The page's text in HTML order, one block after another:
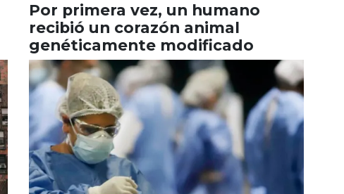
Por primera vez, un humano
recibió un corazón animal
genéticamente modificado